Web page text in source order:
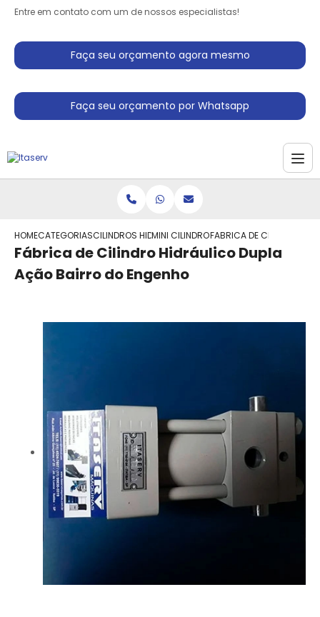
Entre em contato com um de nossos especialistas!
Faça seu orçamento agora mesmo
Faça seu orçamento por Whatsapp
HOMECATEGORIASCILINDROS HIDRAULICOMINI CILINDRO HIDRAULICO
FABRICA DE CILINDRO
Fábrica de Cilindro Hidráulico Dupla
Ação Bairro do Engenho